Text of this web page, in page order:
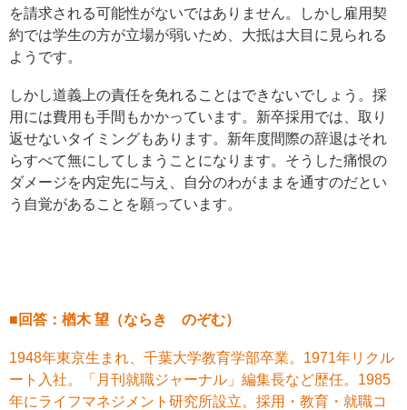
を請求される可能性がないではありません。しかし雇用契
約では学生の方が立場が弱いため、大抵は大目に見られる
ようです。
しかし道義上の責任を免れることはできないでしょう。採
用には費用も手間もかかっています。新卒採用では、取り
返せないタイミングもあります。新年度間際の辞退はそれ
らすべて無にしてしまうことになります。そうした痛恨の
ダメージを内定先に与え、自分のわがままを通すのだとい
う自覚があることを願っています。
■回答：楢木 望（ならき のぞむ）
1948年東京生まれ、千葉大学教育学部卒業。1971年リクル
ート入社。「月刊就職ジャーナル」編集長など歴任。1985
年にライフマネジメント研究所設立。採用・教育・就職コ